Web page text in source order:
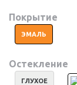
Покрытие
ЭМАЛЬ
Остекление
ГЛУХОЕ